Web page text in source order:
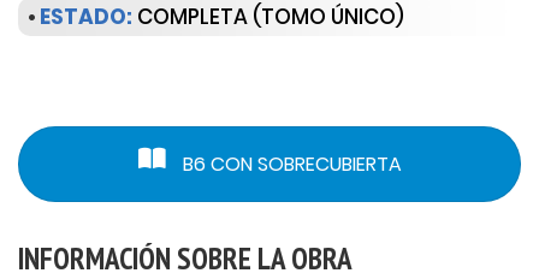
• ESTADO: COMPLETA (TOMO ÚNICO)
B6 CON SOBRECUBIERTA
INFORMACIÓN SOBRE LA OBRA